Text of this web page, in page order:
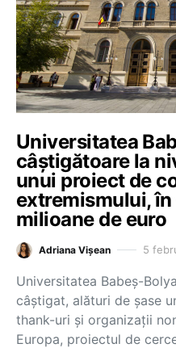
Universitatea
câștigătoare la
unui proiect de
extremismului,
milioane de euro
Adriana Vișean 5
Universitatea Babeș-
câștigat, alături de șase
thank-uri și organizații
Europa, proiectul de